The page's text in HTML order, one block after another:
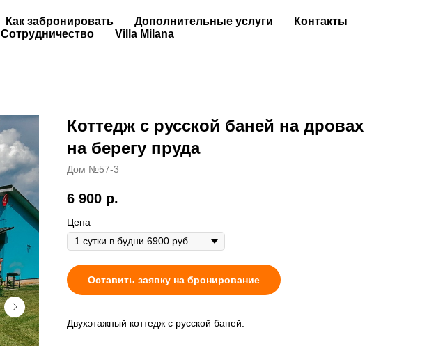
Как забронировать Дополнительные услуги
Контакты
Сотрудничество Villa Milana
Коттедж с русской баней на дровах
на берегу пруда
Дом №57-3
6 900 р.
Цена
Оставить заявку на бронирование
Двухэтажный коттедж с русской баней.